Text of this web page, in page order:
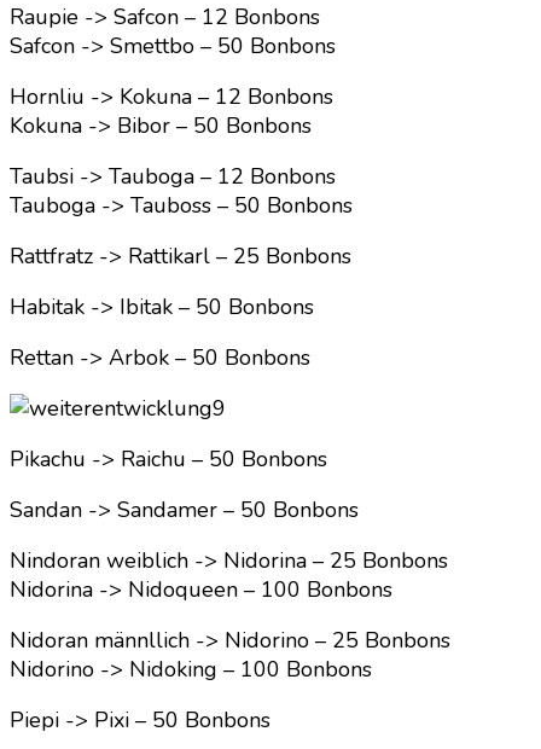
Raupie -> Safcon – 12 Bonbons
Safcon -> Smettbo – 50 Bonbons
Hornliu -> Kokuna – 12 Bonbons
Kokuna -> Bibor – 50 Bonbons
Taubsi -> Tauboga – 12 Bonbons
Tauboga -> Tauboss – 50 Bonbons
Rattfratz -> Rattikarl – 25 Bonbons
Habitak -> Ibitak – 50 Bonbons
Rettan -> Arbok – 50 Bonbons
Pikachu -> Raichu – 50 Bonbons
Sandan -> Sandamer – 50 Bonbons
Nindoran weiblich -> Nidorina – 25 Bonbons
Nidorina -> Nidoqueen – 100 Bonbons
Nidoran männllich -> Nidorino – 25 Bonbons
Nidorino -> Nidoking – 100 Bonbons
Piepi -> Pixi – 50 Bonbons